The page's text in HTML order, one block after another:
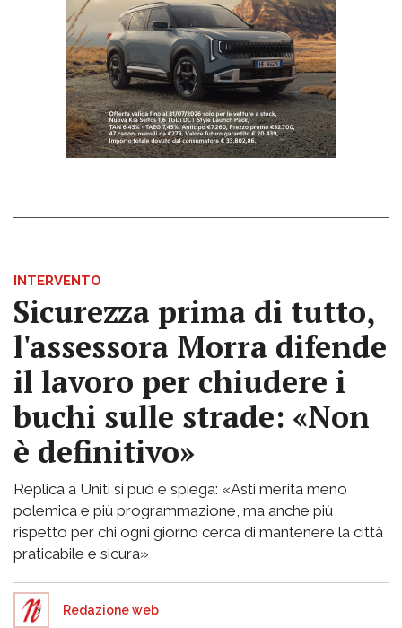
INTERVENTO
Sicurezza prima di tutto,
l'assessora Morra difende
il lavoro per chiudere i
buchi sulle strade: «Non
è definitivo»
Replica a Uniti si può e spiega: «Asti merita meno
polemica e più programmazione, ma anche più
rispetto per chi ogni giorno cerca di mantenere la città
praticabile e sicura»
Redazione web